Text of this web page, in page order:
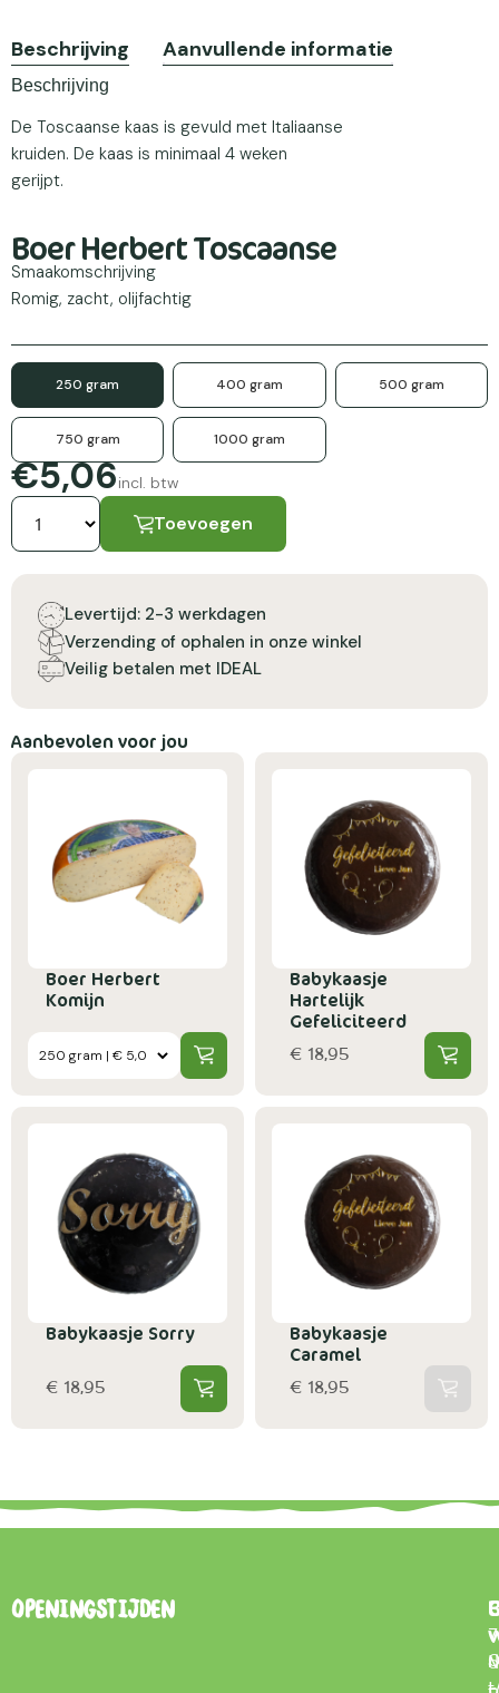
Beschrijving Aanvullende informatie
Beschrijving
De Toscaanse kaas is gevuld met Italiaanse
kruiden. De kaas is minimaal 4 weken
gerijpt.
Boer Herbert Toscaanse
Smaakomschrijving
Romig, zacht, olijfachtig
250 gram 400 gram 500 gram
750 gram 1000 gram
€5,06incl. btw
Toevoegen
Levertijd: 2-3 werkdagen
Verzending of ophalen in onze winkel
Veilig betalen met IDEAL
Aanbevolen voor jou
Boer Herbert
Komijn
Babykaasje
Hartelijk
Gefeliciteerd
€ 18,95
Babykaasje Sorry
€ 18,95
Babykaasje
Caramel
€ 18,95
Openingstijden
7
–